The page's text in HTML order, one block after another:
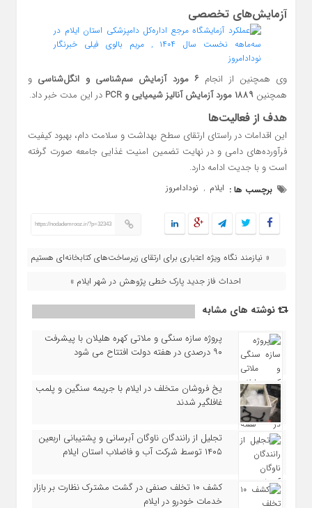
آزمایش‌های تخصصی
وی همچنین از انجام۶ مورد آزمایش سم‌شناسی و انگل‌شناسی
و
همچنین ۱۸۸۹ مورد آزمایش آنالیز شیمیایی و PCR در این مدت خبر داد.
هدف از فعالیت‌ها
این اقدامات در راستای ارتقای سطح بهداشت و سلامت دام، بهبود کیفیت
فرآورده‌های دامی و در نهایت تضمین امنیت غذایی جامعه صورت گرفته
است و با جدیت ادامه دارد.
برچسب ها : ایلام , نودادامروز
https://nodademrooz.ir/?p=32343
« نیازمند نگاه ویژه اعتباری برای ارتقای زیرساخت‌های کتابخانه‌ای هستیم
احداث فاز جدید پارک خطی پژوهش در شهر ایلام »
نوشته های مشابه
پروژه سازه سنگی و ملاتی کهره هلیلان با پیشرفت
۹۰ درصدی در هفته دولت افتتاح می شود
یخ‌ فروشان متخلف در ایلام با جریمه سنگین و پلمب
غافلگیر شدند
تجلیل از رانندگان ناوگان آبرسانی و پشتیبانی اربعین
۱۴۰۵ توسط شرکت آب و فاضلاب استان ایلام
کشف ۱۰ تخلف صنفی در گشت مشترک نظارت بر بازار
خدمات خودرو در ایلام